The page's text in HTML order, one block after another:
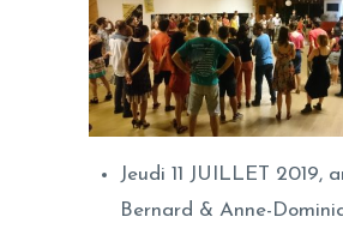
Jeudi 11 JUILLET 2019,
Bernard & Anne-